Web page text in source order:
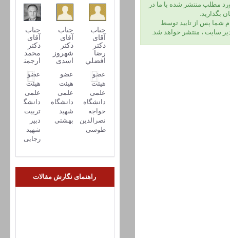
مطلب منتشر شده با ما در
بگذاريد.
شما پس از تاييد توسط
سايت ، منتشر خواهد شد.
جناب
آقای
دکتر
محمدعلی
ارجمند
عضو
هیئت
علمی
دانشگاه
تربیت
دبیر
شهید
رجایی
جناب
آقای
دکتر
شهروز
اسدی
عضو
هیئت
علمی
دانشگاه
شهید
بهشتی
جناب
آقای
دکتر
رضا
افضلي
عضو
هیئت
علمی
دانشگاه
خواجه
نصرالدین
طوسی
راهنمای نگارش مقالات